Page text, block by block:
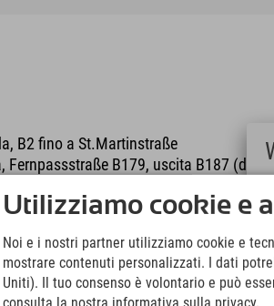
B2 fino a St.Martinstraße
B179, uscita B187
(seguire la direzione
Utilizziamo cookie e
Noi e i nostri partner utilizziamo cookie e
mostrare contenuti personalizzati. I dati
Uniti). Il tuo consenso è volontario e può